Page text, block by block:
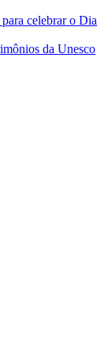
celebrar o Dia
da Unesco